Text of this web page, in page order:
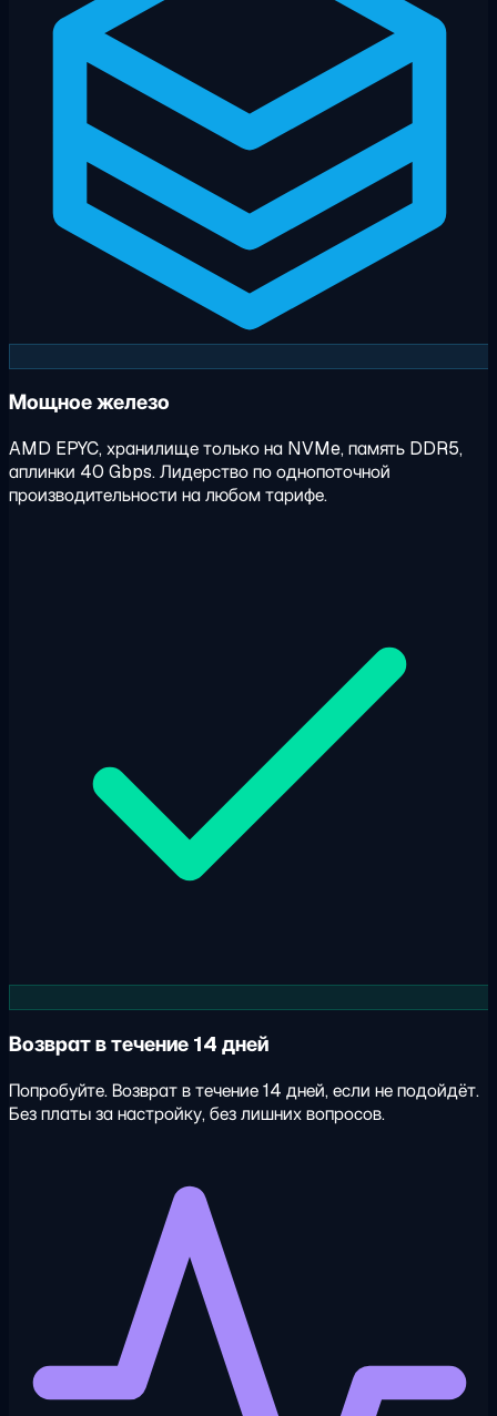
Мощное железо
AMD EPYC, хранилище только на NVMe, память DDR5,
аплинки 40 Gbps. Лидерство по однопоточной
производительности на любом тарифе.
Возврат в течение 14 дней
Попробуйте. Возврат в течение 14 дней, если не подойдёт.
Без платы за настройку, без лишних вопросов.